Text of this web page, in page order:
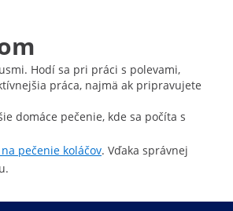
Hodí sa pri práci s polevami,
práca, najmä ak pripravujete
domáce pečenie, kde sa počíta s
pečenie koláčov. Vďaka správnej